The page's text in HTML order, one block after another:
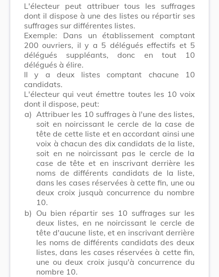
L'électeur peut attribuer tous les suffrages
dont il dispose à une des listes ou répartir ses
suffrages sur différentes listes.
Exemple: Dans un établissement comptant
200 ouvriers, il y a 5 délégués effectifs et 5
délégués suppléants, donc en tout 10
délégués à élire.
Il y a deux listes comptant chacune 10
candidats.
L'électeur qui veut émettre toutes les 10 voix
dont il dispose, peut:
a) Attribuer les 10 suffrages à l'une des listes,
soit en noircissant le cercle de la case de
tête de cette liste et en accordant ainsi une
voix à chacun des dix candidats de la liste,
soit en ne noircissant pas le cercle de la
case de tête et en inscrivant derrière les
noms de différents candidats de la liste,
dans les cases réservées à cette fin, une ou
deux croix jusquà concurrence du nombre
10.
b) Ou bien répartir ses 10 suffrages sur les
deux listes, en ne noircissant le cercle de
tête d'aucune liste, et en inscrivant derrière
les noms de différents candidats des deux
listes, dans les cases réservées à cette fin,
une ou deux croix jusqu'à concurrence du
nombre 10.